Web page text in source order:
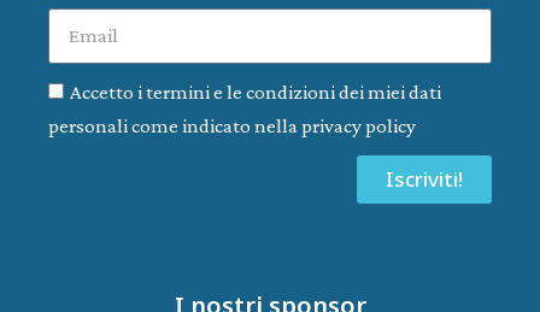
Accetto i termini e le condizioni dei miei dati
personali come indicato nella privacy policy
Iscriviti!